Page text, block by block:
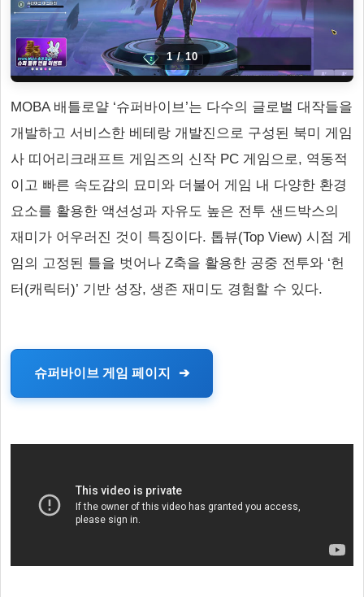
1/10
MOBA 배틀로얄 ‘슈퍼바이브’는 다수의 글로벌 대작들을
개발하고 서비스한 베테랑 개발진으로 구성된 북미 게임
사 띠어리크래프트 게임즈의 신작 PC 게임으로, 역동적
이고 빠른 속도감의 묘미와 더불어 게임 내 다양한 환경
요소를 활용한 액션성과 자유도 높은 전투 샌드박스의
재미가 어우러진 것이 특징이다. 톱뷰(Top View) 시점 게
임의 고정된 틀을 벗어나 Z축을 활용한 공중 전투와 ‘헌
터(캐릭터)’ 기반 성장, 생존 재미도 경험할 수 있다.
슈퍼바이브 게임 페이지